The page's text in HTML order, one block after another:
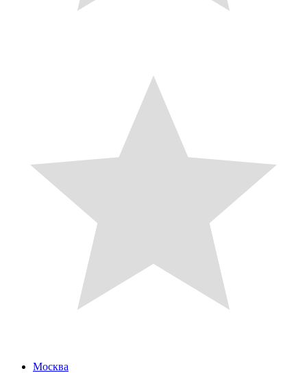
Москва